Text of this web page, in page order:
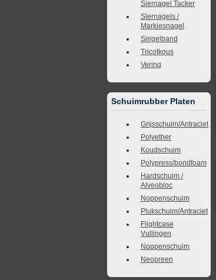
Siernagel Tacker
Siernagels /
Markiesnagel
Singelband
Tricotkous
Vering
Schuimrubber Platen
Grijsschuim/Antraciet
Polyether
Koudschuim
Polypress/bondfoam
Hardschuim /
Alveobloc
Noppenschuim
Plukschuim/Antraciet
Flightcase
Vullingen
Noppenschuim
Neopreen